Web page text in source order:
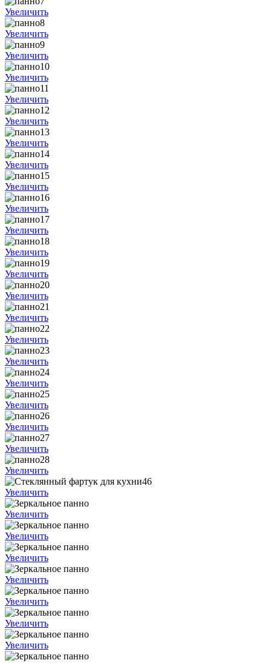
Увеличить
Увеличить
Увеличить
Увеличить
Увеличить
Увеличить
Увеличить
Увеличить
Увеличить
Увеличить
Увеличить
Увеличить
Увеличить
Увеличить
Увеличить
Увеличить
Увеличить
Увеличить
Увеличить
Увеличить
Увеличить
Увеличить
Увеличить
Увеличить
Увеличить
Увеличить
Увеличить
Увеличить
Увеличить
Увеличить